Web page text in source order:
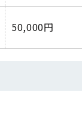
50,000円